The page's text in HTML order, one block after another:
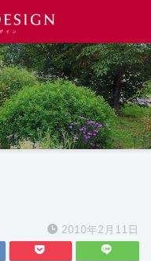
2010年2月11日